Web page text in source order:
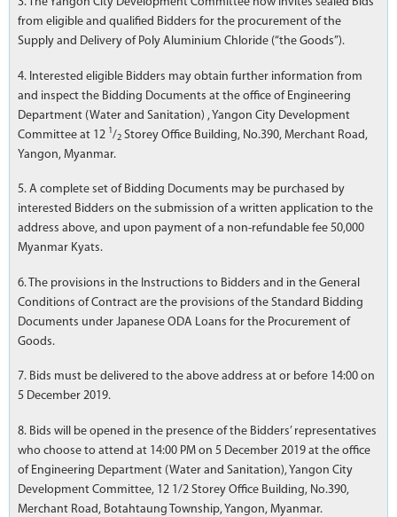
from eligible and qualified Bidders for the procurement of the
Supply and Delivery of Poly Aluminium Chloride (“the Goods”).
4. Interested eligible Bidders may obtain further information from
and inspect the Bidding Documents at the office of Engineering
Department (Water and Sanitation) , Yangon City Development
Committee at 12 1/2Storey Office Building, No.390, Merchant Road,
Yangon, Myanmar.
5. A complete set of Bidding Documents may be purchased by
interested Bidders on the submission of a written application to the
address above, and upon payment of a non-refundable fee 50,000
Myanmar Kyats.
6. The provisions in the Instructions to Bidders and in the General
Conditions of Contract are the provisions of the Standard Bidding
Documents under Japanese ODA Loans for the Procurement of
Goods.
7. Bids must be delivered to the above address at or before 14:00 on
5 December 2019.
8. Bids will be opened in the presence of the Bidders’ representatives
who choose to attend at 14:00 PM on 5 December 2019 at the office
of Engineering Department (Water and Sanitation), Yangon City
Development Committee, 12 1/2 Storey Office Building, No.390,
Merchant Road, Botahtaung Township, Yangon, Myanmar.